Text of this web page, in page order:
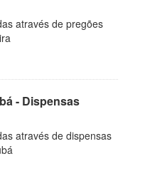
através de pregões
- Dispensas
através de dispensas